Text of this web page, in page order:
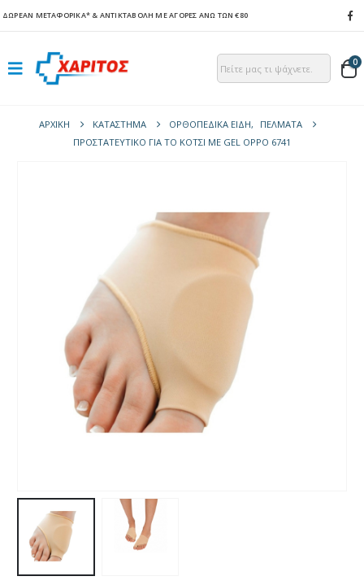
ΔΩΡΕΑΝ ΜΕΤΑΦΟΡΙΚΑ* & ΑΝΤΙΚΤΑΒΟΛΗ ΜΕ ΑΓΟΡΕΣ ΑΝΩ ΤΩΝ €80
0
ΑΡΧΙΚΉ ΚΑΤΆΣΤΗΜΑ ΟΡΘΟΠΕΔΙΚΑ ΕΙΔΗ,
ΠΈΛΜΑΤΑ
ΠΡΟΣΤΑΤΕΥΤΙΚΌ ΓΙΑ ΤΟ ΚΌΤΣΙ ΜΕ GEL OPPO 6741